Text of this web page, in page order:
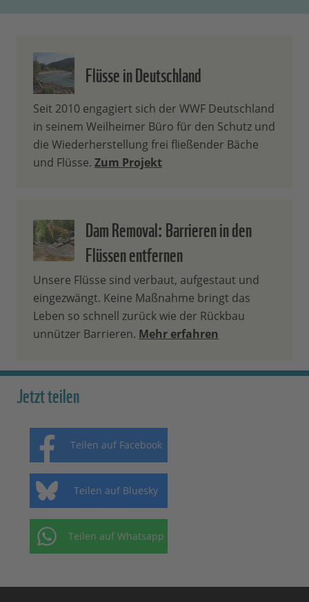
Flüsse in Deutschland
Seit 2010 engagiert sich der WWF Deutschland
in seinem Weilheimer Büro für den Schutz und
die Wiederherstellung frei fließender Bäche
und Flüsse. Zum Projekt
Dam Removal: Barrieren in den
Flüssen entfernen
Unsere Flüsse sind verbaut, aufgestaut und
eingezwängt. Keine Maßnahme bringt das
Leben so schnell zurück wie der Rückbau
unnützer Barrieren. Mehr erfahren
Jetzt teilen
Teilen auf Facebook
Teilen auf Bluesky
Teilen auf Whatsapp